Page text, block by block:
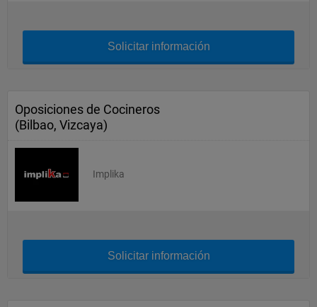
Solicitar información
Oposiciones de Cocineros
(Bilbao, Vizcaya)
Implika
Solicitar información